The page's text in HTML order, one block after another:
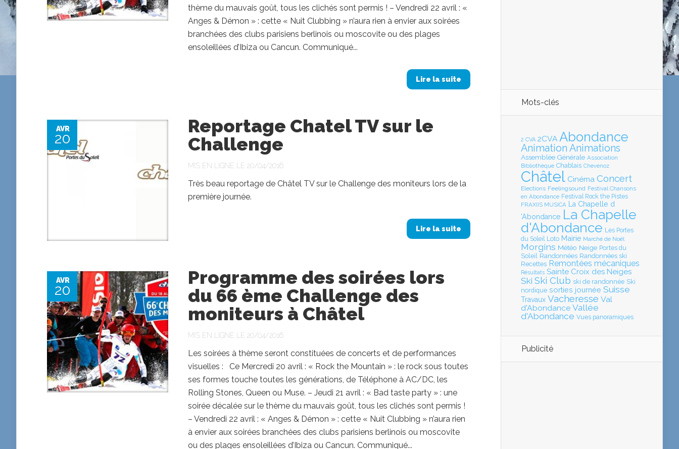
thème du mauvais goût, tous les clichés sont permis ! – Vendredi 22 avril : «
Anges & Démon » : cette « Nuit Clubbing » n’aura rien à envier aux soirées
branchées des clubs parisiens berlinois ou moscovite ou des plages
ensoleillées d’Ibiza ou Cancun. Communiqué...
Lire la suite
AVR
20
Reportage Chatel TV sur le
Challenge
MIS EN LIGNE LE 20/04/2016
Très beau reportage de Châtel TV sur le Challenge des moniteurs lors de la
première journée.
Lire la suite
AVR
20
Programme des soirées lors
du 66 ème Challenge des
moniteurs à Châtel
MIS EN LIGNE LE 20/04/2016
Les soirées à thème seront constituées de concerts et de performances
visuelles : Ce Mercredi 20 avril : « Rock the Mountain » : le rock sous toutes
ses formes touche toutes les générations, de Téléphone à AC/DC, les
Rolling Stones, Queen ou Muse. – Jeudi 21 avril : « Bad taste party » : une
soirée décalée sur le thème du mauvais goût, tous les clichés sont permis !
– Vendredi 22 avril : « Anges & Démon » : cette « Nuit Clubbing » n’aura rien
à envier aux soirées branchées des clubs parisiens berlinois ou moscovite
ou des plages ensoleillées d’Ibiza ou Cancun. Communiqué...
Mots-clés
2 CVA 2CVA Abondance
Animation Animations
Assemblée Générale Association
Bibliothèque Chablais Chevenoz
Châtel Cinéma Concert
Elections Feelingsound Festival Chansons
en Abondance Festival Rock the Pistes
FRAXIIS MUSICA
La Chapelle d
'Abondance La Chapelle
d'Abondance Les Portes
du Soleil Loto Mairie Marché de Noël
Morgins Météo Neige Portes du
Soleil Randonnées Randonnées ski
Recettes Remontées mécaniques
Résultats Sainte Croix des Neiges
Ski Ski Club ski de randonnée Ski
nordique sorties journée Suisse
Travaux Vacheresse Val
d'Abondance Vallée
d'Abondance Vues panoramiques
Publicité